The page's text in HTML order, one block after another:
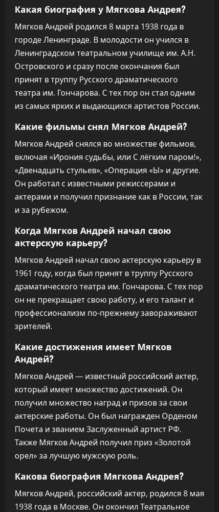
Какая биография у Мягкова Андрея?
Мягков Андрей родился 8 марта 1938 года в
городе Ленинграде. В молодости он учился в
Ленинградском театральном училище им. А.Н.
Островского и сразу после окончания был
принят в труппу Русского драматического
театра им. Гончарова. С тех пор он стал одним
из самых ярких и выдающихся артистов России.
Какие фильмы снял Мягков Андрей?
Мягков Андрей снялся во множестве фильмов,
включая «Ирония судьбы, или С лёгким паром!»,
«Двенадцать стульев», «Операция «Ы» и другие.
Он работал с известными режиссерами и
актерами и получил признание как в России, так
и за рубежом.
Когда Мягков Андрей начал свою
актерскую карьеру?
Мягков Андрей начал свою актерскую карьеру в
1961 году, когда был принят в труппу Русского
драматического театра им. Гончарова. С тех пор
он не прекращает свою работу, и его талант и
профессионализм по-прежнему завораживают
зрителей.
Какие достижения имеет Мягков
Андрей?
Мягков Андрей — известный российский актер,
который имеет множество достижений. Он
получил множество наград и призов за свои
актерские работы. Он был награжден Орденом
Почета и званием Заслуженный артист РФ.
Также Мягков Андрей получил приз «Золотой
орел» за лучшую мужскую роль.
Какова биография Мягкова Андрея?
Мягков Андрей, российский актер, родился 8 мая
1938 года в Москве. Он окончил Театральное